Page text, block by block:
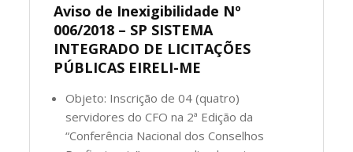
Aviso de Inexigibilidade Nº
006/2018 – SP SISTEMA
INTEGRADO DE LICITAÇÕES
PÚBLICAS EIRELI-ME
Objeto: Inscrição de 04 (quatro)
servidores do CFO na 2ª Edição da
“Conferência Nacional dos Conselhos